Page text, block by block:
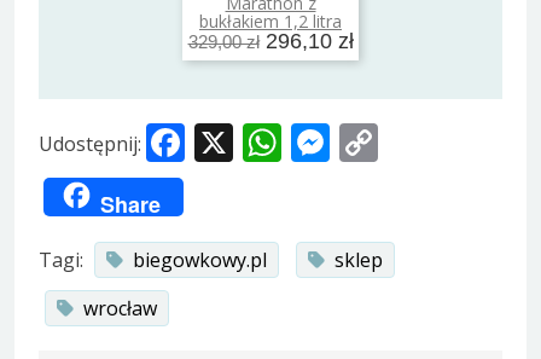
bukłakiem 1,2 litra
329,00 zł 296,10 zł
Udostępnij: Facebook
X WhatsApp
Messenger
Share
Tagi: biegowkowy.pl
sklep
wrocław